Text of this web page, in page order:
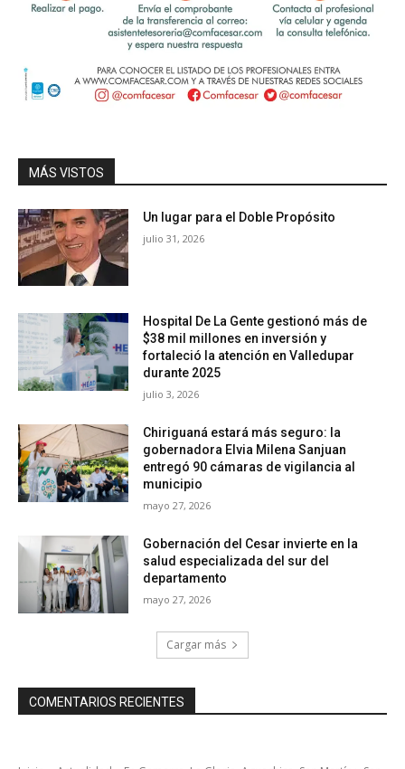
MÁS VISTOS
Un lugar para el Doble Propósito
julio 31, 2026
Hospital De La Gente gestionó más de
$38 mil millones en inversión y
fortaleció la atención en Valledupar
durante 2025
julio 3, 2026
Chiriguaná estará más seguro: la
gobernadora Elvia Milena Sanjuan
entregó 90 cámaras de vigilancia al
municipio
mayo 27, 2026
Gobernación del Cesar invierte en la
salud especializada del sur del
departamento
mayo 27, 2026
Cargar más
COMENTARIOS RECIENTES